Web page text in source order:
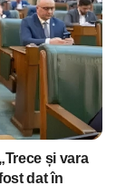
și vara
dat în